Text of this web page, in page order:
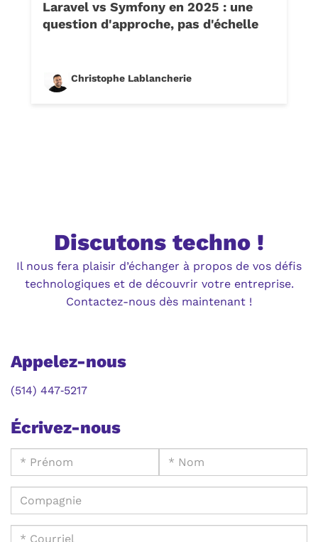
Laravel vs Symfony en 2025 : une
question d'approche, pas d'échelle
Christophe Lablancherie
Discutons techno !
Il nous fera plaisir d’échanger à propos de vos défis
technologiques et de découvrir votre entreprise.
Contactez-nous dès maintenant !
Appelez-nous
(514) 447‑5217
Écrivez-nous